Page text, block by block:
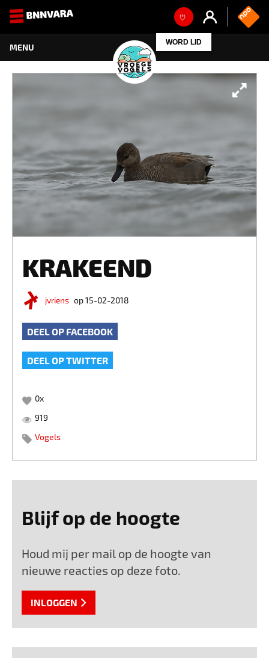
WORD LID
KRAKEEND
jvriens op 15-02-2018
DEEL OP FACEBOOK
DEEL OP TWITTER
0x
919
Vogels
Blijf op de hoogte
Houd mij per mail op de hoogte van
nieuwe reacties op deze foto.
INLOGGEN